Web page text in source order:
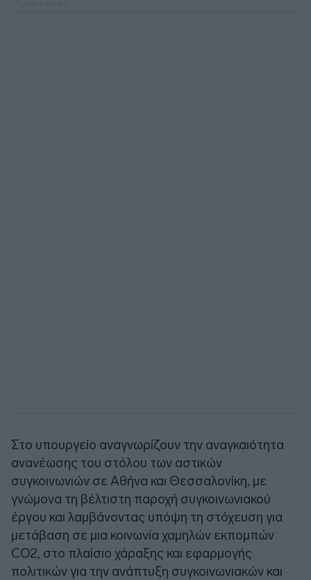
Στο υπουργείο αναγνωρίζουν την αναγκαιότητα
ανανέωσης του στόλου των αστικών
συγκοινωνιών σε Αθήνα και Θεσσαλονίκη, με
γνώμονα τη βέλτιστη παροχή συγκοινωνιακού
έργου και λαμβάνοντας υπόψη τη στόχευση για
μετάβαση σε μια κοινωνία χαμηλών εκπομπών
CO2, στο πλαίσιο χάραξης και εφαρμογής
πολιτικών για την ανάπτυξη συγκοινωνιακών και